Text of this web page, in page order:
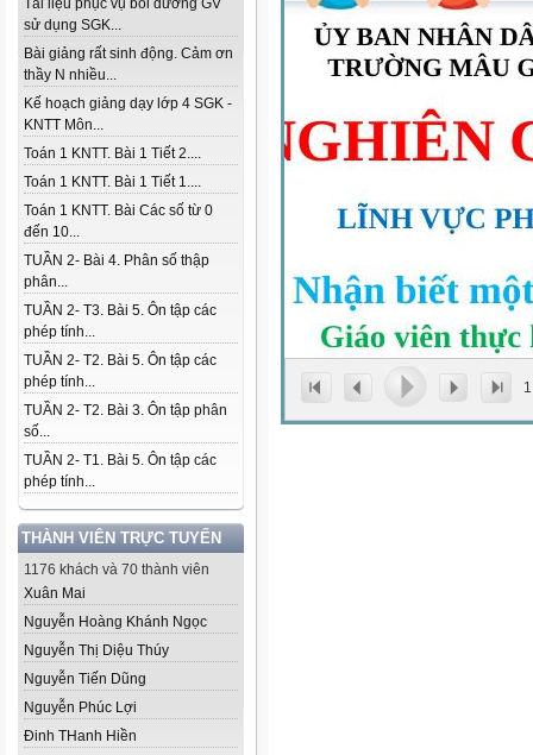
Tài liệu phục vụ bồi dưỡng GV
sử dụng SGK...
Bài giảng rất sinh động. Cảm ơn
thầy N nhiều...
Kế hoạch giảng dạy lớp 4 SGK -
KNTT Môn...
Toán 1 KNTT. Bài 1 Tiết 2....
Toán 1 KNTT. Bài 1 Tiết 1....
Toán 1 KNTT. Bài Các số từ 0
đến 10...
TUẦN 2- Bài 4. Phân số thập
phân...
TUẦN 2- T3. Bài 5. Ôn tập các
phép tính...
TUẦN 2- T2. Bài 5. Ôn tập các
phép tính...
TUẦN 2- T2. Bài 3. Ôn tập phân
số...
TUẦN 2- T1. Bài 5. Ôn tập các
phép tính...
THÀNH VIÊN TRỰC TUYẾN
1176 khách và 70 thành viên
Xuân Mai
Nguyễn Hoàng Khánh Ngọc
Nguyễn Thị Diệu Thúy
Nguyễn Tiến Dũng
Nguyễn Phúc Lợi
Đinh THanh Hiền
1